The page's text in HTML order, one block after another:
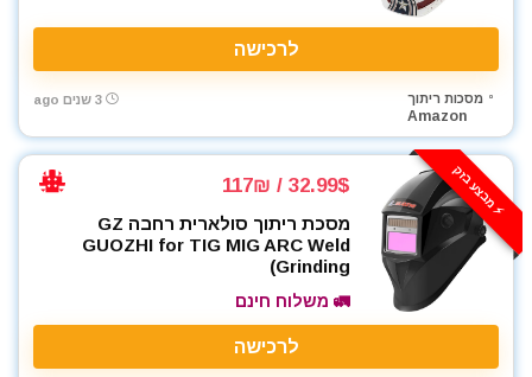
לרכישה
מסכות ריתוך
Amazon
3 שנים ago
⚡️ מבצע בזק 32.99$ / 117₪
מסכת ריתוך סולארית רחבה GZ
GUOZHI for TIG MIG ARC Weld
Grinding)
🚛 משלוח חינם
לרכישה